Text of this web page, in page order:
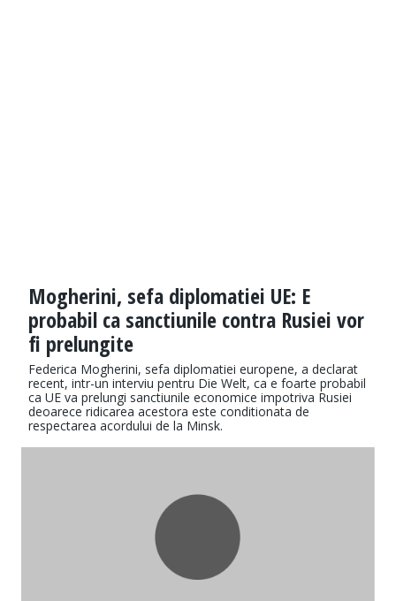
Mogherini, sefa diplomatiei UE: E
probabil ca sanctiunile contra Rusiei vor
fi prelungite
Federica Mogherini, sefa diplomatiei europene, a declarat
recent, intr-un interviu pentru Die Welt, ca e foarte probabil
ca UE va prelungi sanctiunile economice impotriva Rusiei
deoarece ridicarea acestora este conditionata de
respectarea acordului de la Minsk.